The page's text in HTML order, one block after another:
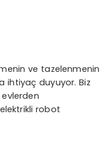
ve tazelenmenin
ihtiyaç duyuyor. Biz
robot